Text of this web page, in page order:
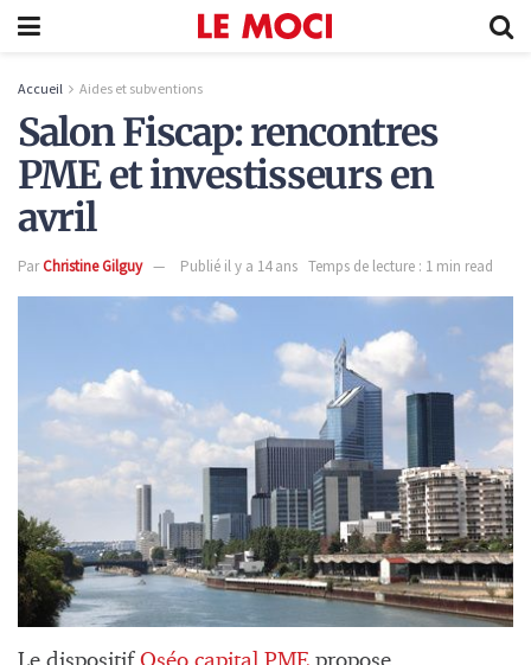
Accueil Aides et subventions
Salon Fiscap: rencontres
PME et investisseurs en
avril
ParChristine Gilguy Publié il y a 14 ans Temps de lecture : 1 min read